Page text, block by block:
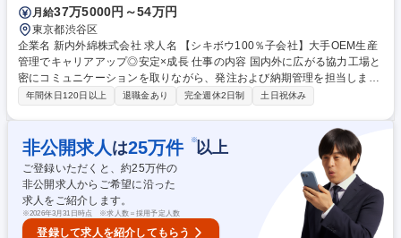
月給37万5000円～54万円
東京都渋谷区
企業名 新内外綿株式会社 求人名 【シキボウ100％子会社】大手OEM生産
管理でキャリアアップ◎安定×成長 仕事の内容 国内外に広がる協力工場と
密にコミュニケーションを取りながら、発注および納期管理を担当しま
す。国や工場ごとの強みを活かした生産ラインの構築・最適化という、一
頼書に基づくスケジュール・納期管理 ■ボタン・ファスナー・生地など必
要部材の発注・手配 ■国内外の縫製工場への発注および納期管理 ■サンプ
ルのサイズ確認（採寸）・検品作業 ■出荷手配およびお客様指定の店舗・
倉庫への納品調整 募集職種 【シキボウ100％子会社】大手OEM生産管理
でキャリアアップ◎安定×成長
年間休日120日以上 退職金あり 完全週休2日制 土日祝休み
非公開求人 は25万件 ※以上
ご登録いただくと、約25万件の
非公開求人からご希望に沿った
求人をご紹介します。
※2026年3月31日時点 ※求人数＝採用予定人数
登録して求人を紹介してもらう